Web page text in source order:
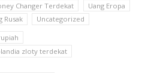
Changer Terdekat
Uang Eropa
Rusak Uncategorized
zloty terdekat